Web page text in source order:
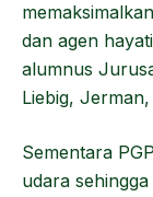
dan agen
alumnus
Liebig, Jerman,
Sementara
udara